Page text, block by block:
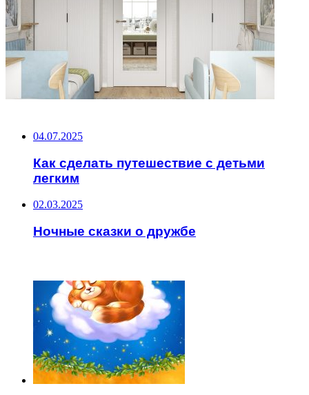
04.07.2025
Как сделать путешествие с детьми
легким
02.03.2025
Ночные сказки о дружбе